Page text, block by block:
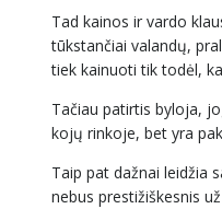
Tad kainos ir vardo
tūkstančiai valandų,
tiek kainuoti tik todėl,
Tačiau patirtis byloja,
kojų rinkoje, bet yra
Taip pat dažnai leidžia
nebus prestižiškesnis